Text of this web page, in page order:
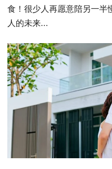
食！很少人再愿意陪另一半
人的未来...